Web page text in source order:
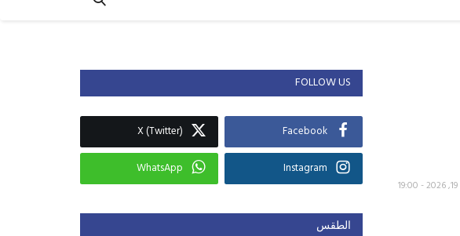
FOLLOW US
Facebook
X (Twitter)
Instagram
WhatsApp
الطقس